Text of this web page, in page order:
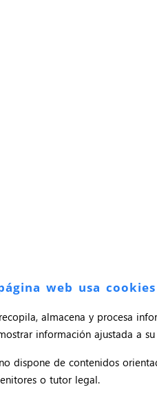
web usa cookies
almacena y procesa
información ajustada a
dispone de contenidos
o tutor legal.